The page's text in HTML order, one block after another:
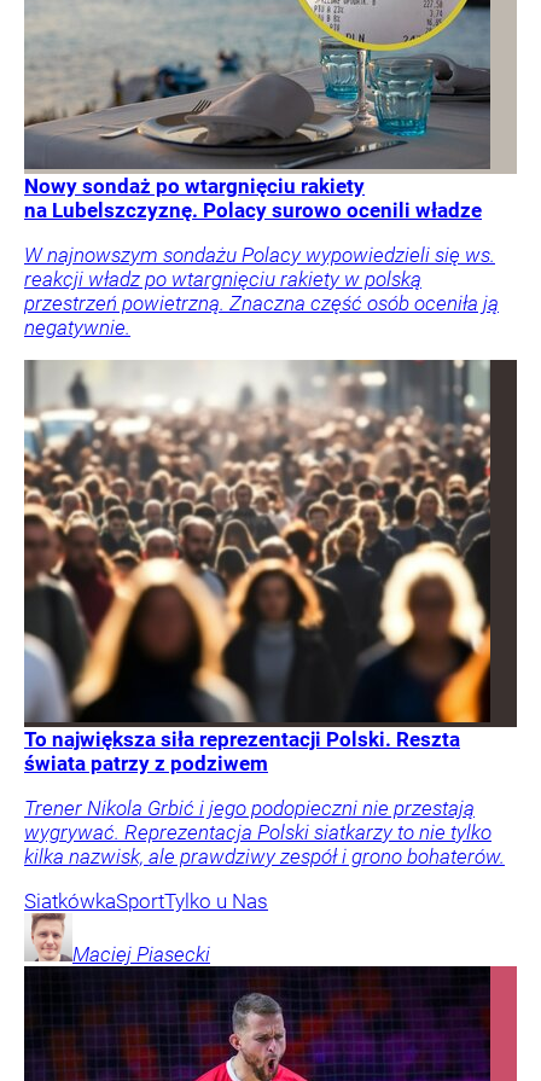
Nowy sondaż po wtargnięciu rakiety
na Lubelszczyznę. Polacy surowo ocenili władze
W najnowszym sondażu Polacy wypowiedzieli się ws.
reakcji władz po wtargnięciu rakiety w polską
przestrzeń powietrzną. Znaczna część osób oceniła ją
negatywnie.
To największa siła reprezentacji Polski. Reszta
świata patrzy z podziwem
Trener Nikola Grbić i jego podopieczni nie przestają
wygrywać. Reprezentacja Polski siatkarzy to nie tylko
kilka nazwisk, ale prawdziwy zespół i grono bohaterów.
SiatkówkaSportTylko u Nas
Maciej Piasecki